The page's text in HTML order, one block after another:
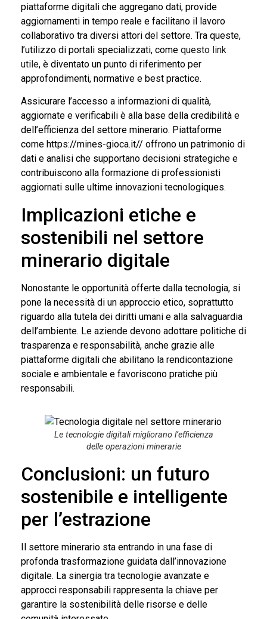
piattaforme digitali che aggregano dati, provide
aggiornamenti in tempo reale e facilitano il lavoro
collaborativo tra diversi attori del settore. Tra queste,
l’utilizzo di portali specializzati, come questo link
utile, è diventato un punto di riferimento per
approfondimenti, normative e best practice.
Assicurare l’accesso a informazioni di qualità,
aggiornate e verificabili è alla base della credibilità e
dell’efficienza del settore minerario. Piattaforme
come https://mines-gioca.it// offrono un patrimonio di
dati e analisi che supportano decisioni strategiche e
contribuiscono alla formazione di professionisti
aggiornati sulle ultime innovazioni tecnologiques.
Implicazioni etiche e
sostenibili nel settore
minerario digitale
Nonostante le opportunità offerte dalla tecnologia, si
pone la necessità di un approccio etico, soprattutto
riguardo alla tutela dei diritti umani e alla salvaguardia
dell’ambiente. Le aziende devono adottare politiche di
trasparenza e responsabilità, anche grazie alle
piattaforme digitali che abilitano la rendicontazione
sociale e ambientale e favoriscono pratiche più
responsabili.
Le tecnologie digitali migliorano l’efficienza
delle operazioni minerarie
Conclusioni: un futuro
sostenibile e intelligente
per l’estrazione
Il settore minerario sta entrando in una fase di
profonda trasformazione guidata dall’innovazione
digitale. La sinergia tra tecnologie avanzate e
approcci responsabili rappresenta la chiave per
garantire la sostenibilità delle risorse e delle